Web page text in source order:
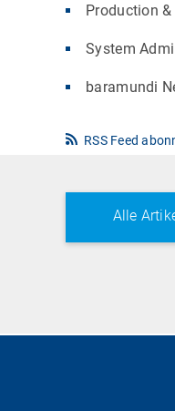
Production
System
baramundi
RSS Feed
Alle